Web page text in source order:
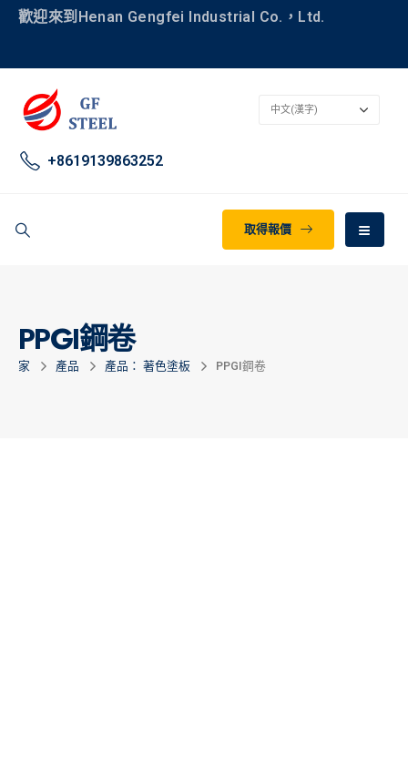
歡迎來到Henan Gengfei Industrial Co.，Ltd.
+8619139863252
取得報價
PPGI鋼卷
家 產品 產品： 著色塗板 PPGI鋼卷